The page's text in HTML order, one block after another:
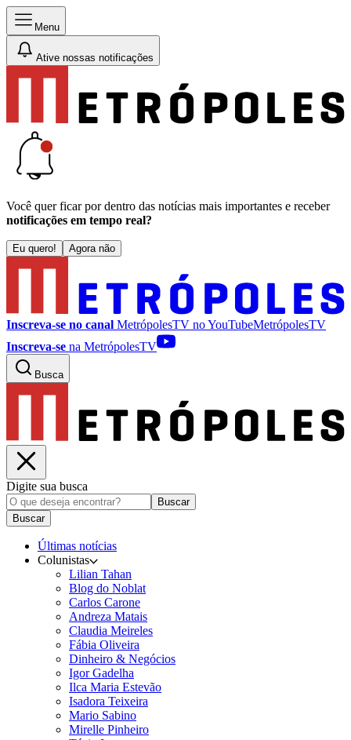
Menu
Ative nossas notificações
Você quer ficar por dentro das notícias mais importantes e receber
notificações em tempo real?
Eu quero! Agora não
Inscreva-se no canal MetrópolesTV noYouTubeMetrópolesTV
Inscreva-se na MetrópolesTV
Busca
Digite sua busca
Buscar
Buscar
Últimas notícias
Colunistas
Lilian Tahan
Blog do Noblat
Carlos Carone
Andreza Matais
Claudia Meireles
Fábia Oliveira
Dinheiro & Negócios
Igor Gadelha
Ilca Maria Estevão
Isadora Teixeira
Mario Sabino
Mirelle Pinheiro